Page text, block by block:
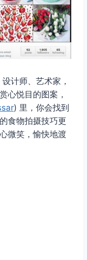
设计师、艺术家，
心悦目的图案，
) 里，你会找到
食物拍摄技巧更
微笑，愉快地渡